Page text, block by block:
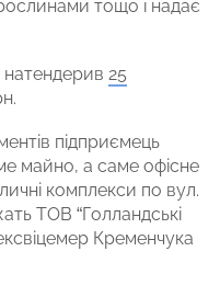
тощо і надає
25
підприємець
майно, а саме офісне
комплекси по вул.
ТОВ “Голландські
Кременчука